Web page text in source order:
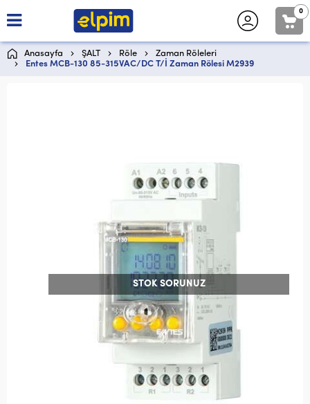
0
Anasayfa ŞALT Röle
Zaman Röleleri
Entes MCB-130 85-315VAC/DC T/İ Zaman Rölesi M2939
STOK SORUNUZ